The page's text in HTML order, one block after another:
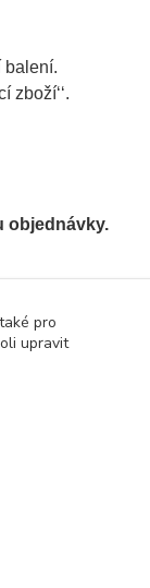
balení.
zboží‘‘.
objednávky.
pro
upravit